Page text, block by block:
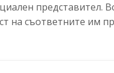
представител.
на съответните им